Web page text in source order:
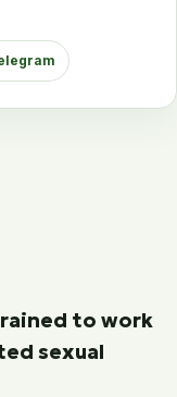
to work
sexual